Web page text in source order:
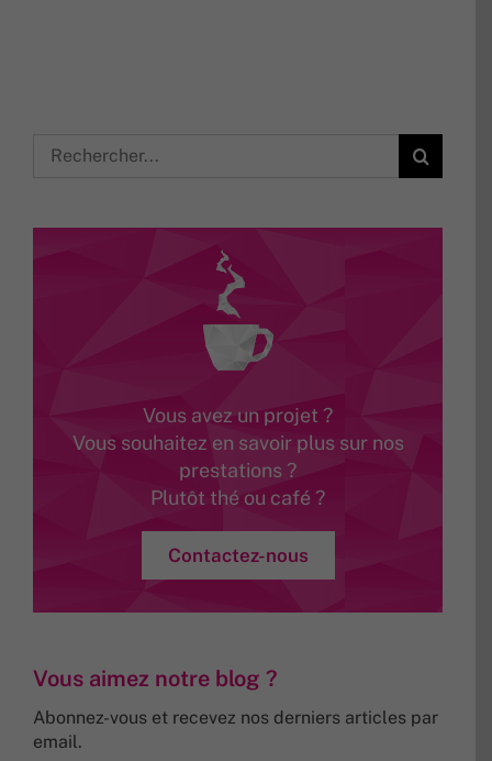
Rechercher:
Vous avez un projet ?
Vous souhaitez en savoir plus sur nos
prestations ?
Plutôt thé ou café ?
Contactez-nous
Vous aimez notre blog ?
Abonnez-vous et recevez nos derniers articles par
email.